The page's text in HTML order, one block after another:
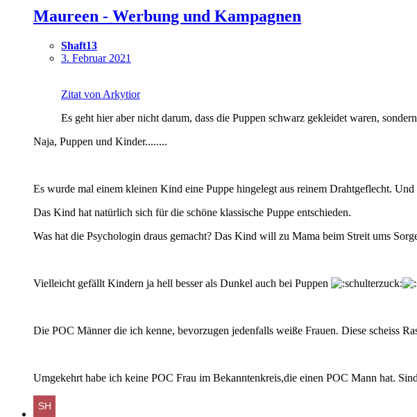
Maureen - Werbung und Kampagnen
Shaft13
3. Februar 2021
Zitat von Arkytior
Es geht hier aber nicht darum, dass die Puppen schwarz gekleidet waren,
Naja, Puppen und Kinder........
Es wurde mal einem kleinen Kind eine Puppe hingelegt aus reinem Drahtgeflecht.
Das Kind hat natürlich sich für die schöne klassische Puppe entschieden.
Was hat die Psychologin draus gemacht? Das Kind will zu Mama beim Streit ums
Vielleicht gefällt Kindern ja hell besser als Dunkel auch bei Puppen
Die POC Männer die ich kenne, bevorzugen jedenfalls weiße Frauen. Diese scheiss
Umgekehrt habe ich keine POC Frau im Bekanntenkreis,die einen POC Mann hat.